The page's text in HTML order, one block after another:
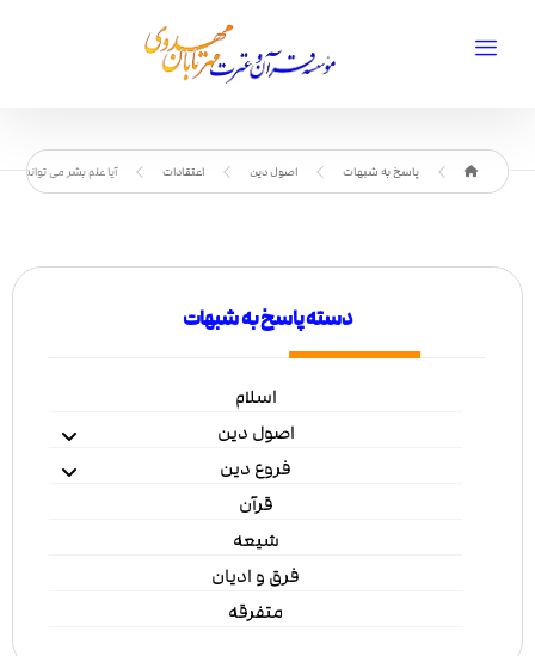
پاسخ به شبهات اصول دین اعتقادات آیا علم بشر می تواند به
دسته پاسخ به شبهات
اسلام
اصول دین
فروع دین
قرآن
شیعه
فرق و ادیان
متفرقه